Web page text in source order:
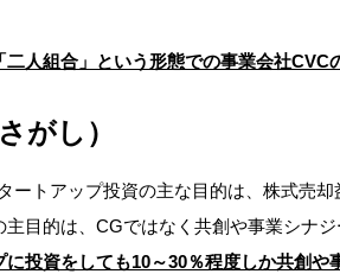
「二人組合」という形態での事業会社CVC
がし）
ートアップ投資の主な目的は、株式売
目的は、CGではなく共創や事業シナ
投資をしても10～30％程度しか共創